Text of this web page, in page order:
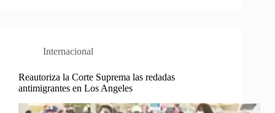
Internacional
Reautoriza la Corte Suprema las redadas
antimigrantes en Los Angeles